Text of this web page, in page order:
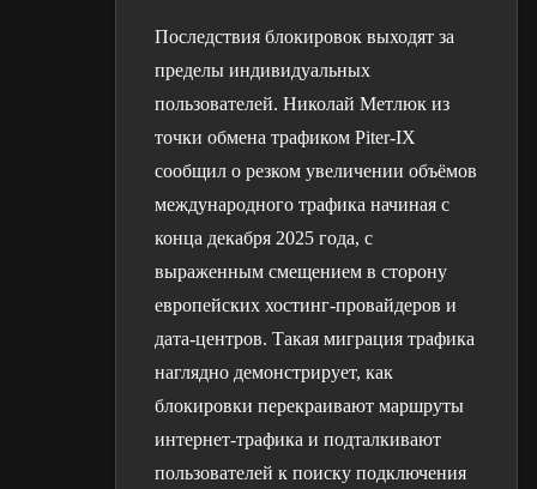
Последствия блокировок выходят за
пределы индивидуальных
пользователей. Николай Метлюк из
точки обмена трафиком Piter-IX
сообщил о резком увеличении объёмов
международного трафика начиная с
конца декабря 2025 года, с
выраженным смещением в сторону
европейских хостинг-провайдеров и
дата-центров. Такая миграция трафика
наглядно демонстрирует, как
блокировки перекраивают маршруты
интернет-трафика и подталкивают
пользователей к поиску подключения